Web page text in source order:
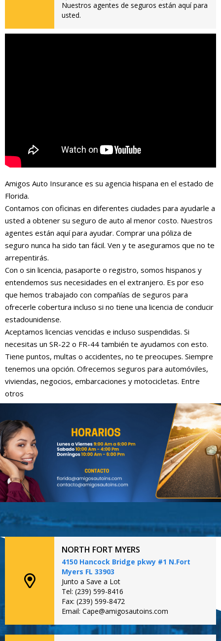
Nuestros agentes de seguros están aquí para
usted.
Amigos Auto Insurance es su agencia hispana en el estado de
Florida.
Contamos con oficinas en diferentes ciudades para ayudarle a
usted a obtener su seguro de auto al menor costo. Nuestros
agentes están aquí para ayudar. Comprar una póliza de
seguro nunca ha sido tan fácil. Ven y te aseguramos que no te
arrepentirás.
Con o sin licencia, pasaporte o registro, somos hispanos y
entendemos sus necesidades en el extranjero. Es por eso
que hemos trabajado con compañías de seguros para
ofrecerle cobertura incluso si no tiene una licencia de conducir
estadounidense.
Aceptamos licencias vencidas e incluso suspendidas. Si
necesitas un SR-22 o FR-44 también te ayudamos con esto.
Tiene puntos, multas o accidentes, no te preocupes. Siempre
tenemos una opción. Ofrecemos seguros para automóviles,
viviendas, negocios, embarcaciones y motocicletas. Entre
otros
NORTH FORT MYERS
4150 Hancock Bridge pkwy #1 N.Fort
Myers FL 33903
Junto a Save a Lot
Tel: (239) 599-8416
Fax: (239) 599-8472
Email: Cape@amigosautoins.com